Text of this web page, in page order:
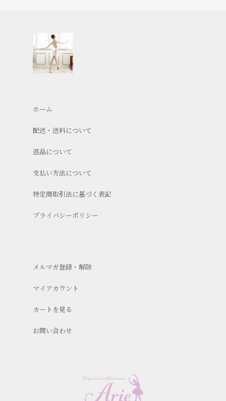
ホーム
配送・送料について
返品について
支払い方法について
特定商取引法に基づく表記
プライバシーポリシー
メルマガ登録・解除
マイアカウント
カートを見る
お問い合わせ